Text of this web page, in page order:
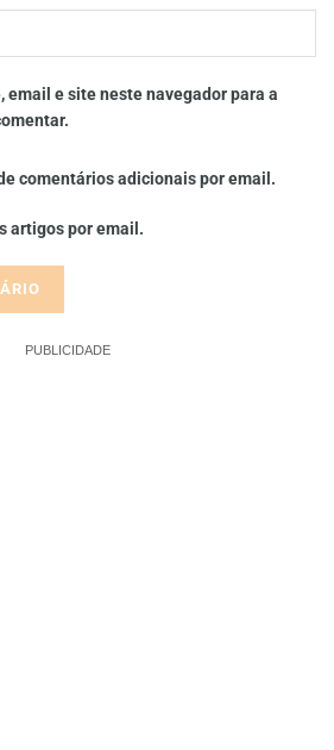
email e site neste navegador para a
comentários adicionais por email.
artigos por email.
PUBLICIDADE